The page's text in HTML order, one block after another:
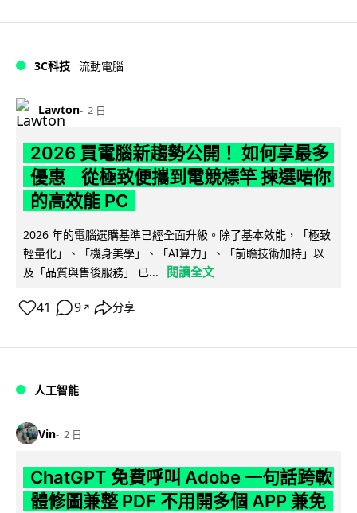
3C科技 流動電腦
Lawton 2 日
2026 買電腦新趨勢公開！ 如何享最多
優惠 從極致便攜到電競標竿 揀選啱你
的高效能 PC
2026 年的電腦選購基準已經全面升級。除了基本效能，「極致
輕量化」、「機身美學」、「AI算力」、「前瞻技術加持」以
及「品質與售後服務」 已...
閱讀全文
41 9 ↗ 分享
人工智能
Vin 2 日
ChatGPT 免費呼叫 Adobe 一句話跨軟
體修圖兼整 PDF 不用開多個 APP 兼免